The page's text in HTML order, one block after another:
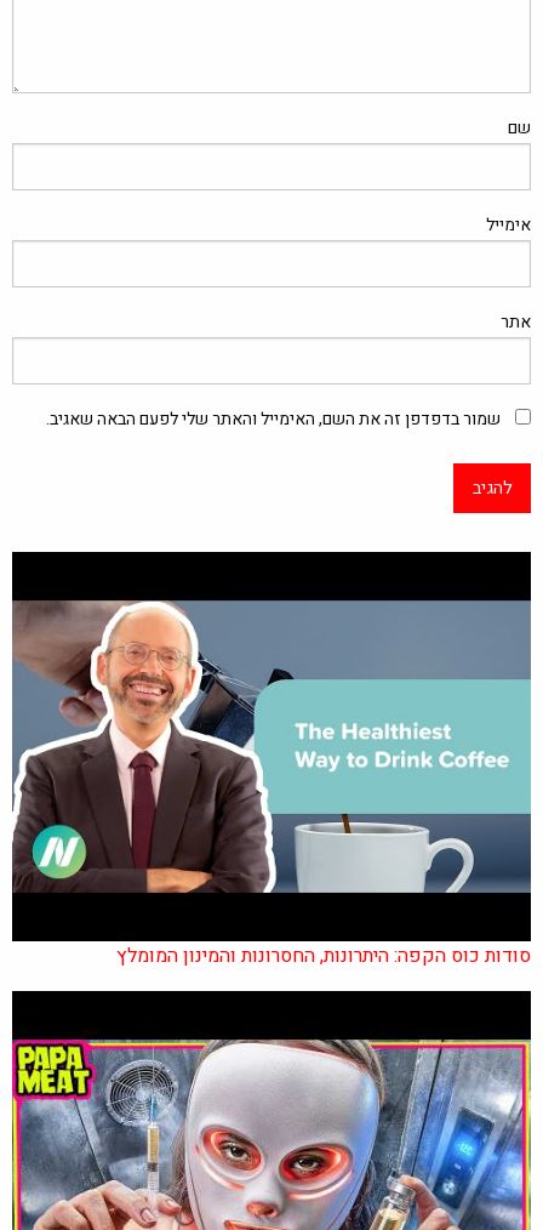
שם
אימייל
אתר
שמור בדפדפן זה את השם, האימייל והאתר שלי לפעם הבאה שאגיב.
סודות כוס הקפה: היתרונות, החסרונות והמינון המומלץ